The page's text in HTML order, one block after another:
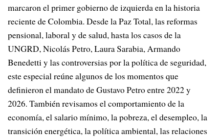
marcaron el primer gobierno de izquierda en la historia
reciente de Colombia. Desde la Paz Total, las reformas
pensional, laboral y de salud, hasta los casos de la
UNGRD, Nicolás Petro, Laura Sarabia, Armando
Benedetti y las controversias por la política de seguridad,
este especial reúne algunos de los momentos que
definieron el mandato de Gustavo Petro entre 2022 y
2026. También revisamos el comportamiento de la
economía, el salario mínimo, la pobreza, el desempleo, la
transición energética, la política ambiental, las relaciones